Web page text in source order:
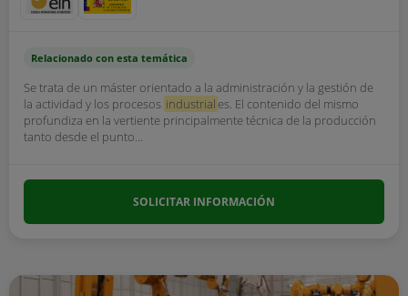
Relacionado con esta temática
Se trata de un máster orientado a la administración y la gestión de
la actividad y los procesos industrial es. El contenido del mismo
profundiza en la vertiente principalmente técnica de la producción
tanto desde el punto...
SOLICITAR INFORMACIÓN